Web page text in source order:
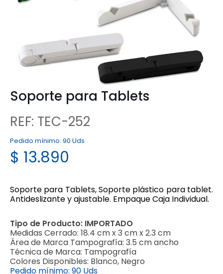
Soporte para Tablets
REF: TEC-252
Pedido mínimo: 90 Uds
$ 13.890
Soporte para Tablets, Soporte plástico para tablet.
Antideslizante y ajustable. Empaque Caja Individual.
Tipo de Producto: IMPORTADO
Medidas Cerrado: 18.4 cm x 3 cm x 2.3 cm
Área de Marca Tampografía: 3.5 cm ancho
Técnica de Marca: Tampografía
Colores Disponibles: Blanco, Negro
Pedido mínimo: 90 Uds